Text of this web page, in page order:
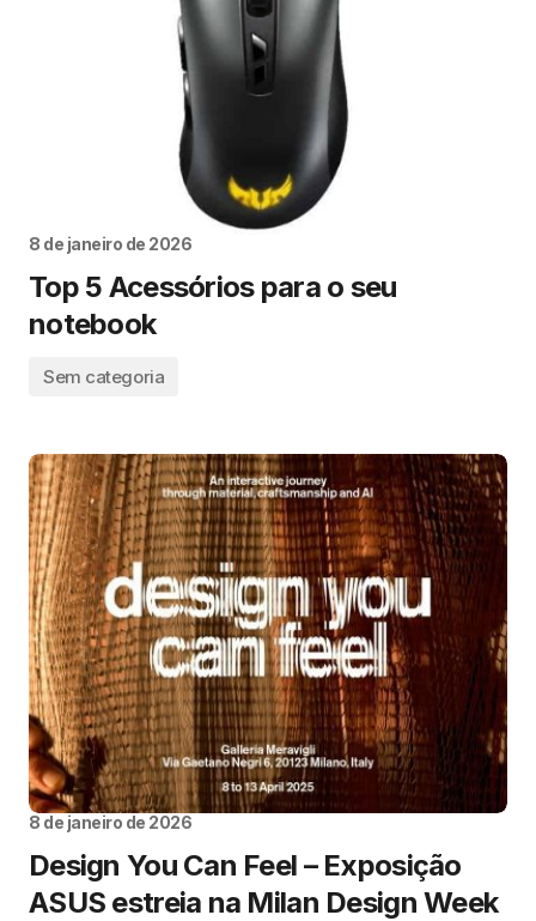
8 de janeiro de 2026
Top 5 Acessórios para o seu
notebook
Sem categoria
8 de janeiro de 2026
Design You Can Feel – Exposição
ASUS estreia na Milan Design Week